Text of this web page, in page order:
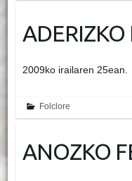
ADERIZKO
2009ko irailaren 25ean.
Folclore
ANOZKO